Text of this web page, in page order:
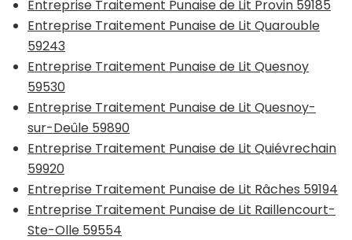
Entreprise Traitement Punaise de Lit Provin 59185
Entreprise Traitement Punaise de Lit Quarouble
59243
Entreprise Traitement Punaise de Lit Quesnoy
59530
Entreprise Traitement Punaise de Lit Quesnoy-
sur-Deûle 59890
Entreprise Traitement Punaise de Lit Quiévrechain
59920
Entreprise Traitement Punaise de Lit Râches 59194
Entreprise Traitement Punaise de Lit Raillencourt-
Ste-Olle 59554